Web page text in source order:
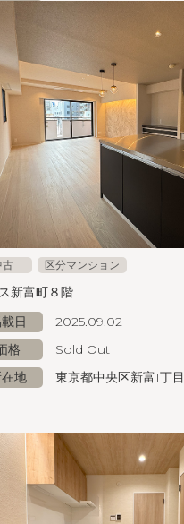
新富町８階
日
2025.09.02
格
Sold Out
地
東京都中央区新富1丁目
古 区分マンション